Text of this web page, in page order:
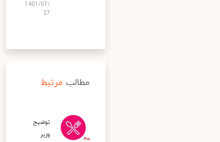
1401/07/
27
مطالب مرتبط
توضیح
وزیر